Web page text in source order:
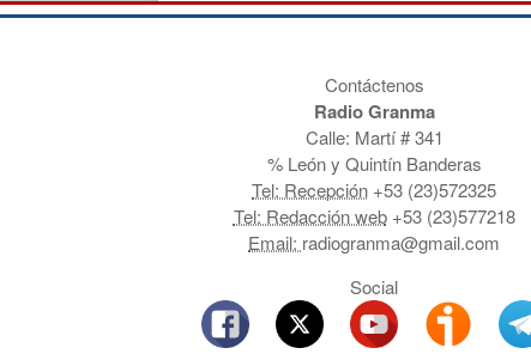
Contáctenos
Radio Granma
Calle: Martí # 341
% León y Quintín Banderas
Tel: Recepción +53 (23)572325
Tel: Redacción web+53 (23)577218
Email: radiogranma@gmail.com
Social